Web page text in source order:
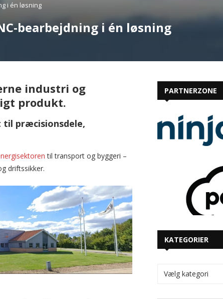
i én løsning
bearbejdning i én løsning
industri og
produkt.
til præcisionsdele,
til transport og byggeri –
driftssikker.
PARTNERZONE
KATEGORIER